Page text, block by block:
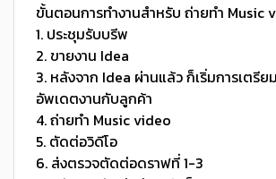
ขั้นตอนการทำงานสำหรับ ถ่ายทำ Music
1. ประชุมรับบรีพ
2. ขายงาน Idea
3. หลังจาก Idea ผ่านแล้ว ก็เริ่มการเตรีย
อัพเดตงานกับลูกค้า
4. ถ่ายทำ Music video
5. ตัดต่อวิดีโอ
6. ส่งตรวจตัดต่อดราฟที่ 1-3